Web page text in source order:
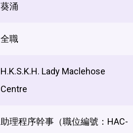
葵涌
全職
H.K.S.K.H. Lady Maclehose
Centre
助理程序幹事（職位編號：HAC-